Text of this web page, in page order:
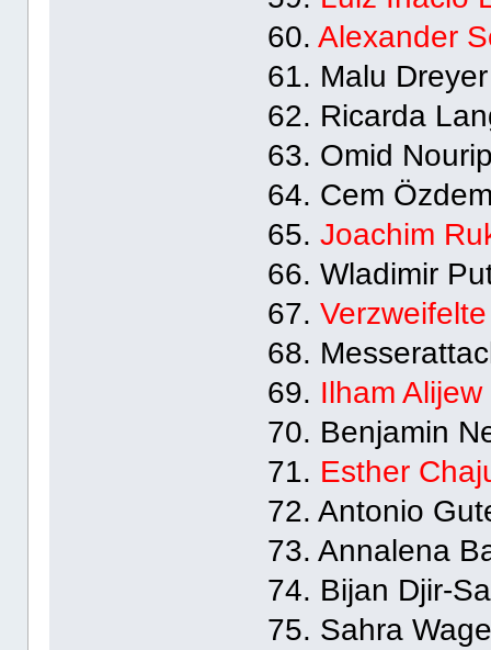
60.Alexander
61. Malu Dreyer
62. Ricarda
63. Omid
64. Cem
65.Joachim
66. Wladimir
67.
68.
69. Ilham Alijew
70. Benjamin
71. Esther
72. Antonio
73. Annalena
74. Bijan Djir-
75. Sahra